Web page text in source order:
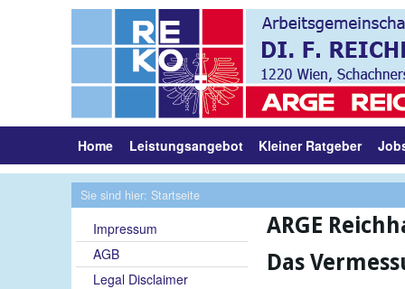
Home Leistungsangebot Kleiner Ratgeber
Sie sind hier: Startseite
Impressum
AGB
Legal Disclaimer
ARGE
Das